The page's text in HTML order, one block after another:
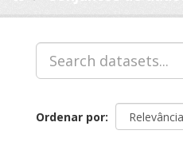
Ordenar por